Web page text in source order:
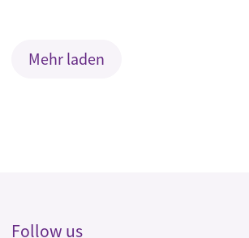
Mehr laden
Follow us